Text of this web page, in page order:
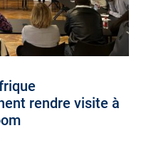
rendre visite à